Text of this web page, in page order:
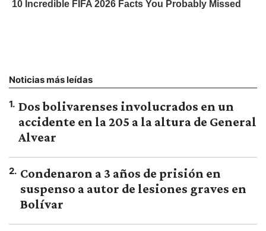
Noticias más leídas
1. Dos bolivarenses involucrados en un
accidente en la 205 a la altura de General
Alvear
2. Condenaron a 3 años de prisión en
suspenso a autor de lesiones graves en
Bolívar